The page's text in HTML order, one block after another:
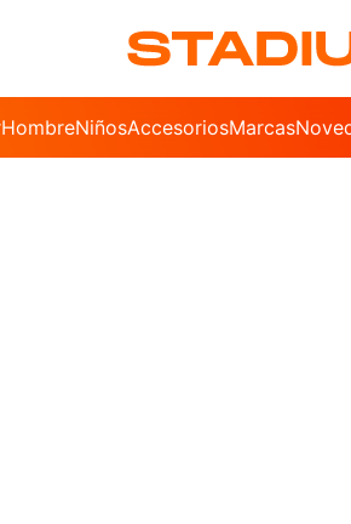
HombreNiñosAccesoriosMarcas